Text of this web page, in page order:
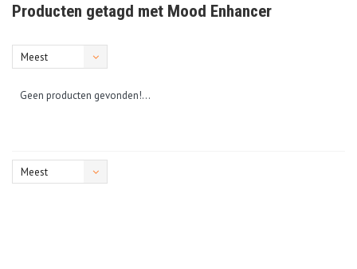
Producten getagd met Mood Enhancer
Meest
Geen producten gevonden!...
Meest